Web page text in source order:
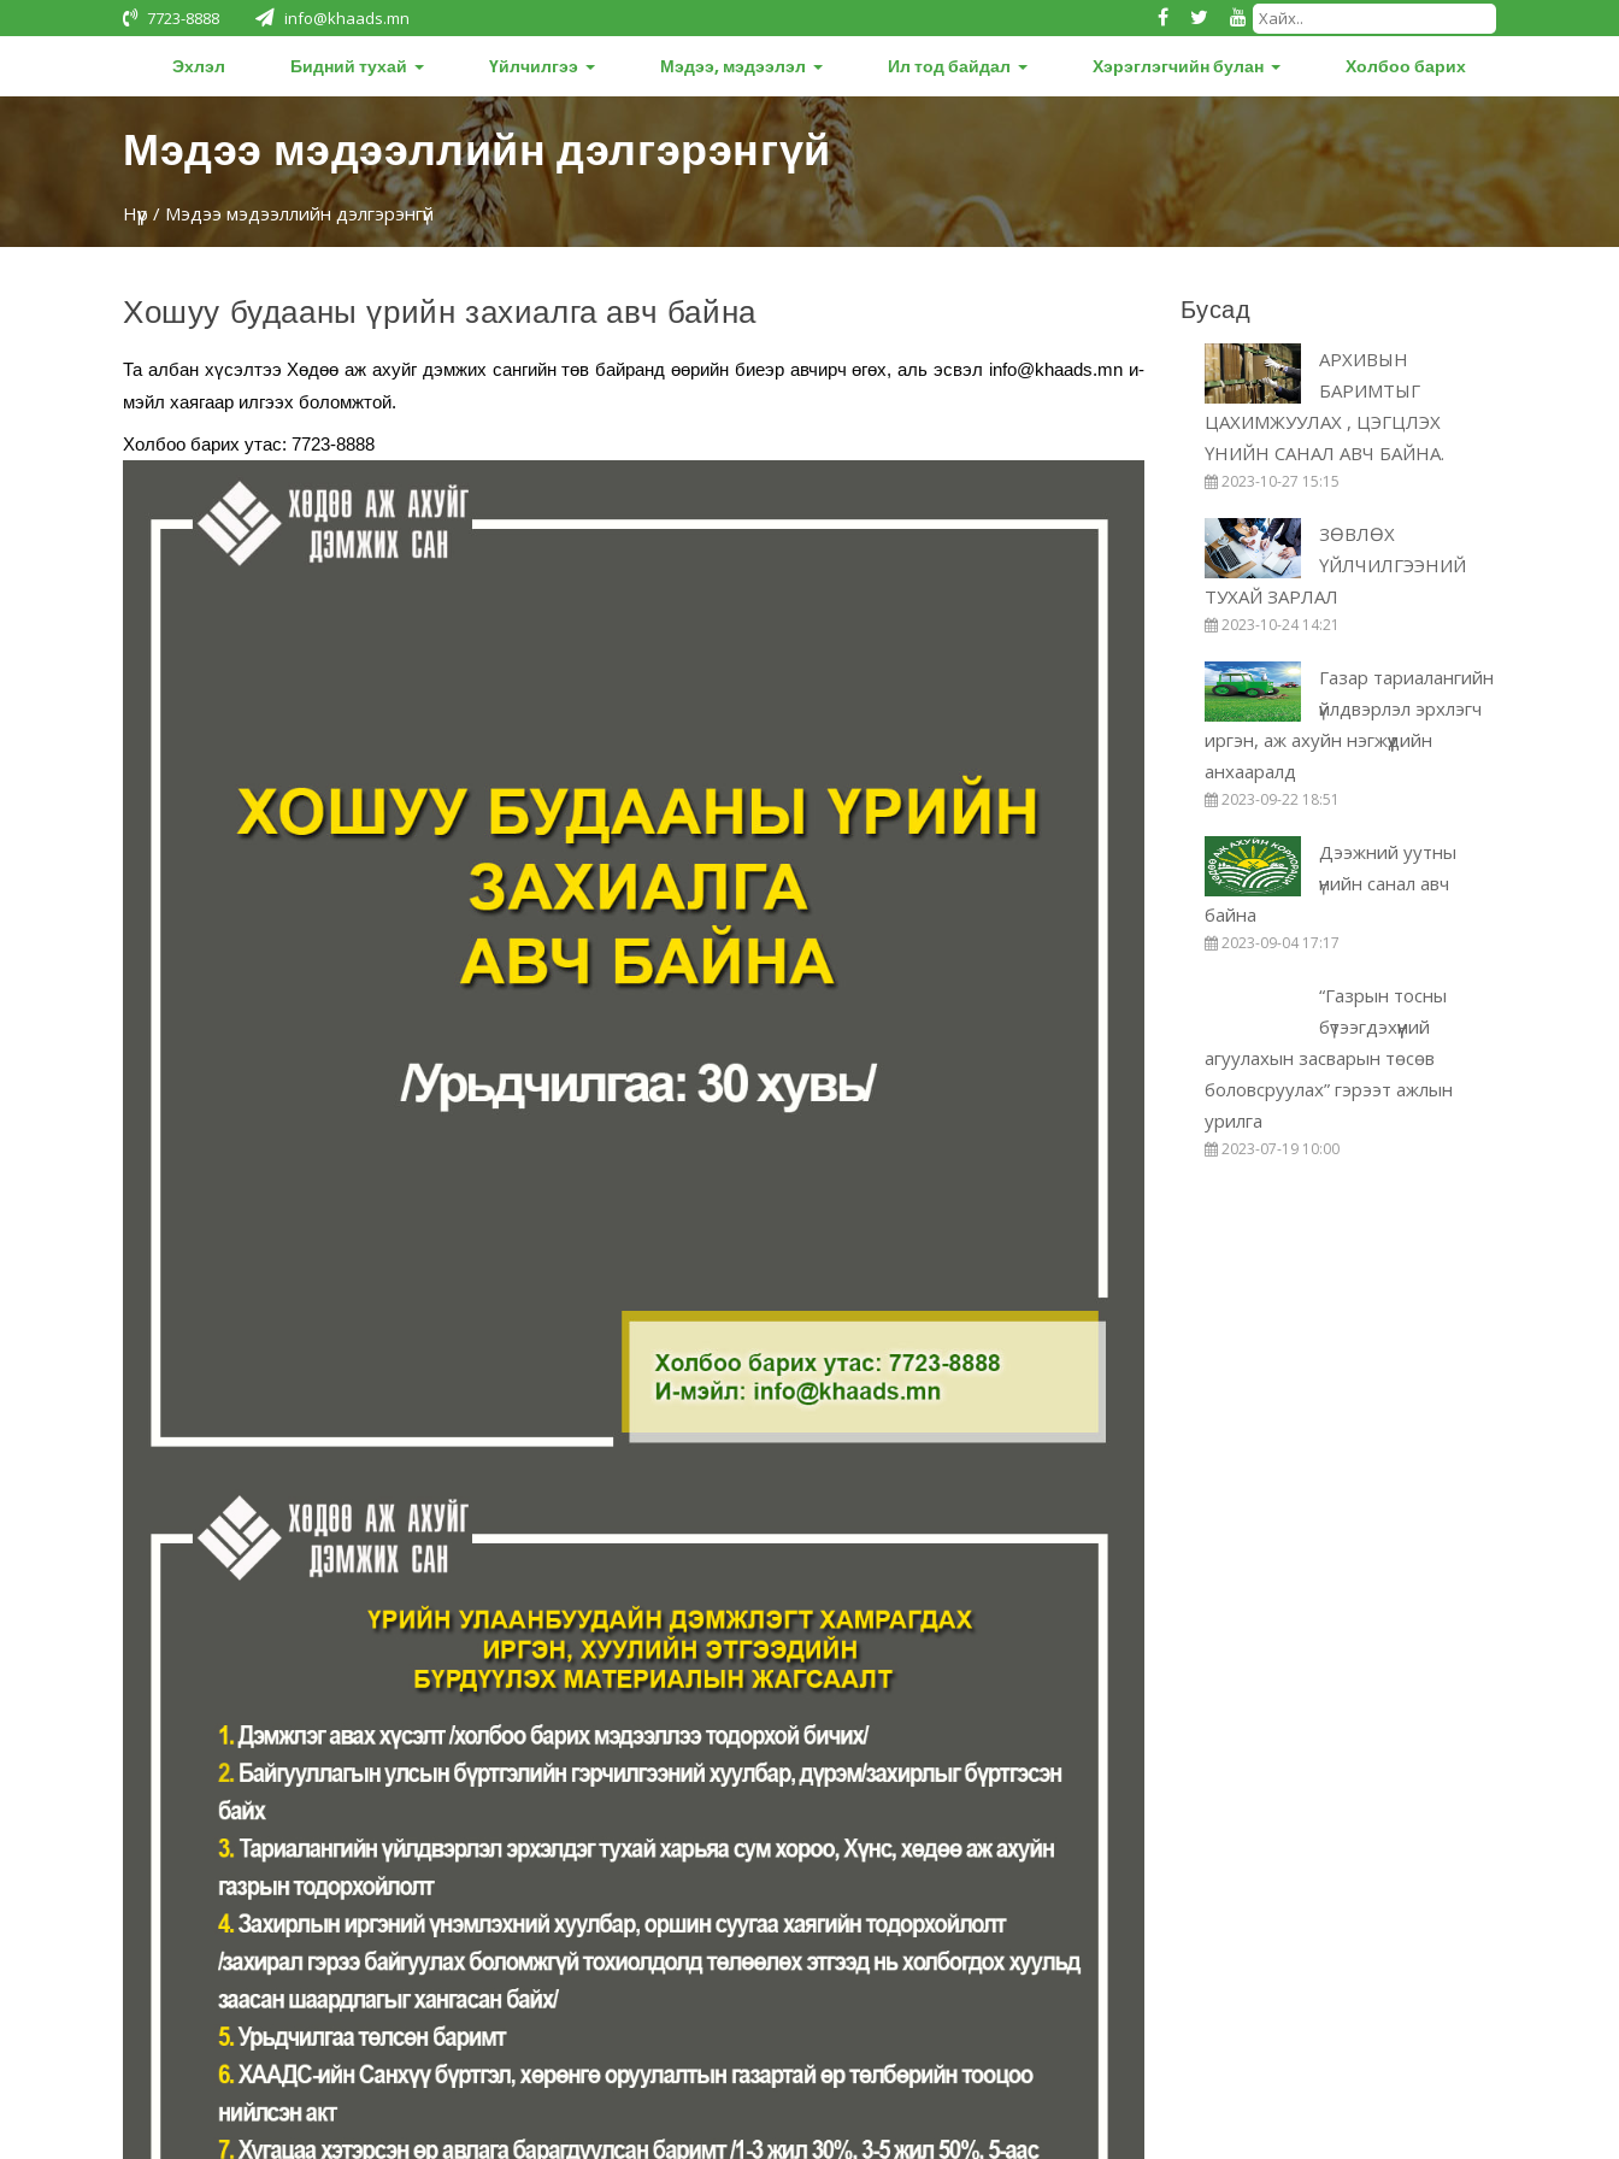
7723-8888 info@khaads.mn
Эхлэл Бидний тухай Үйлчилгээ Мэдээ, мэдээлэл Ил тод байдал Хэрэглэгчийн булан Холбоо барих
Мэдээ мэдээллийн дэлгэрэнгүй
Нүүр / Мэдээ мэдээллийн дэлгэрэнгүй
Хошуу будааны үрийн захиалга авч байна
Та албан хүсэлтээ Хөдөө аж ахуйг дэмжих сангийн төв байранд өөрийн биеэр авчирч өгөх, аль эсвэл info@khaads.mn и-
мэйл хаягаар илгээх боломжтой.
Холбоо барих утас: 7723-8888
Бусад
АРХИВЫН
БАРИМТЫГ
ЦАХИМЖУУЛАХ , ЦЭГЦЛЭХ
ҮНИЙН САНАЛ АВЧ БАЙНА.
2023-10-27 15:15
ЗӨВЛӨХ
ҮЙЛЧИЛГЭЭНИЙ
ТУХАЙ ЗАРЛАЛ
2023-10-24 14:21
Газар тариалангийн
үйлдвэрлэл эрхлэгч
иргэн, аж ахуйн нэгжүүдийн
анхааралд
2023-09-22 18:51
Дээжний уутны
үнийн санал авч
байна
2023-09-04 17:17
“Газрын тосны
бүтээгдэхүүний
агуулахын засварын төсөв
боловсруулах” гэрээт ажлын
урилга
2023-07-19 10:00